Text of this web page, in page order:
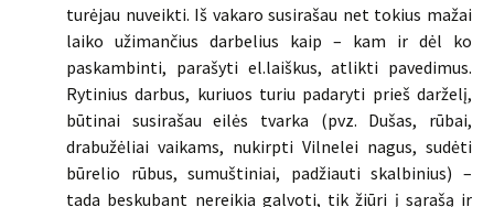
turėjau nuveikti. Iš vakaro susirašau net tokius mažai
laiko užimančius darbelius kaip – kam ir dėl ko
paskambinti, parašyti el.laiškus, atlikti pavedimus.
Rytinius darbus, kuriuos turiu padaryti prieš darželį,
būtinai susirašau eilės tvarka (pvz. Dušas, rūbai,
drabužėliai vaikams, nukirpti Vilnelei nagus, sudėti
būrelio rūbus, sumuštiniai, padžiauti skalbinius) –
tada beskubant nereikia galvoti, tik žiūri į sąrašą ir